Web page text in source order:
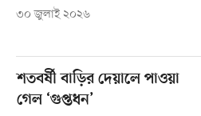
৩০ জুলাই ২০২৬
শতবর্ষী বাড়ির দেয়ালে পাওয়া
গেল ‘গুপ্তধন’